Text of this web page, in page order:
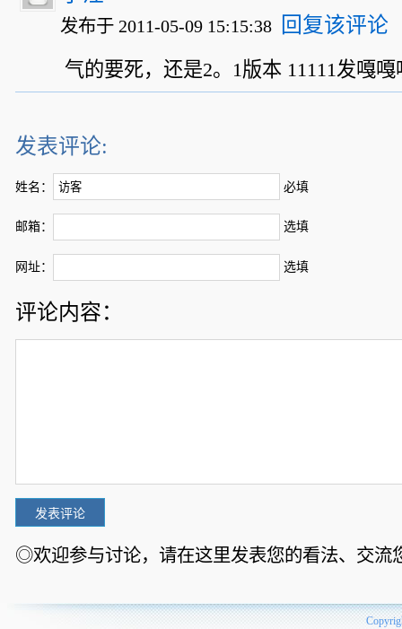
发布于 2011-05-09 15:15:38 回复该评论
气的要死，还是2。1版本 11111发嘎
发表评论:
姓名： 必填
邮箱： 选填
网址： 选填
评论内容：
◎欢迎参与讨论，请在这里发表您的看法、交流